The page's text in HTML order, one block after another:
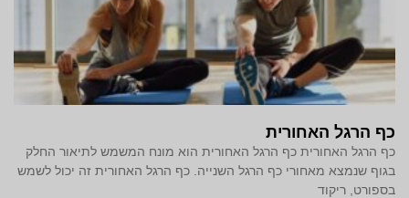
כף הרגל האחורית
כף הרגל האחורית כף הרגל האחורית הוא מונח המשמש לתיאור החלק
בגוף שנמצא מאחורי כף הרגל השנייה. כף הרגל האחורית זה יכול לשמש
בספורט, ריקוד